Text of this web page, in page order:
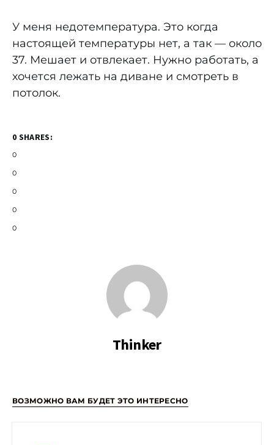
У меня недотемпература. Это когда
настоящей температуры нет, а так — около
37. Мешает и отвлекает. Нужно работать, а
хочется лежать на диване и смотреть в
потолок.
0 SHARES:
0
0
0
0
0
Thinker
ВОЗМОЖНО ВАМ БУДЕТ ЭТО ИНТЕРЕСНО